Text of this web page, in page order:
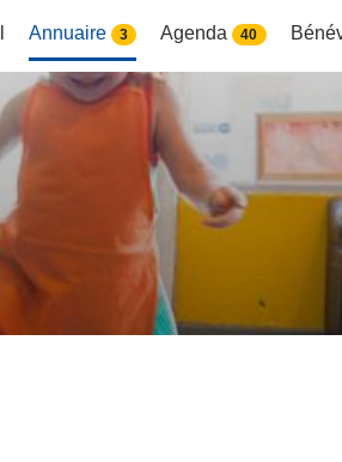
Annuaire 3 Agenda 40